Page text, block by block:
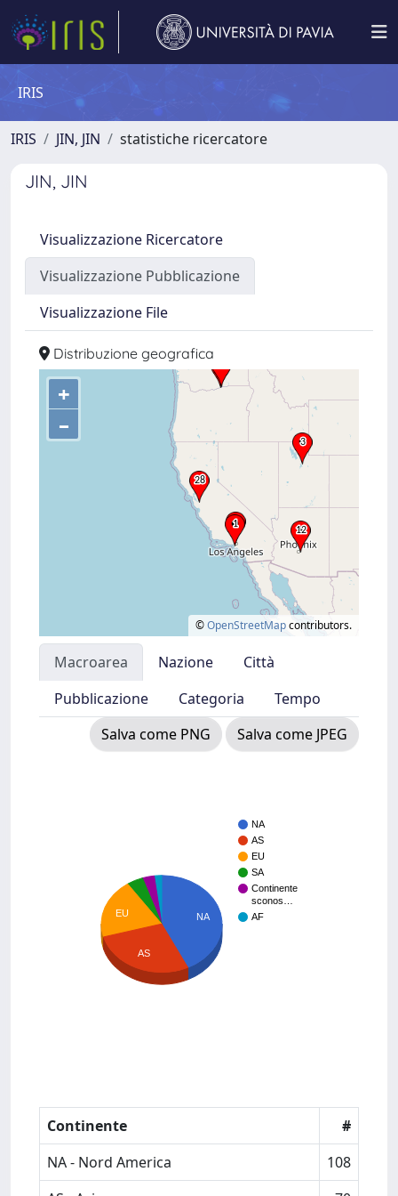
IRIS
IRIS JIN, JIN statistiche ricercatore
JIN, JIN
Visualizzazione Ricercatore
Visualizzazione Pubblicazione
Visualizzazione File
Distribuzione geografica
+
–
©OpenStreetMapcontributors.
Macroarea Nazione
Città
Pubblicazione
Categoria
Tempo
Salva come PNG
Salva come JPEG
NA
AS
EU
SA
Continente
sconos…
AF
NA
EU
AS
Continente
#
NA - Nord America
108